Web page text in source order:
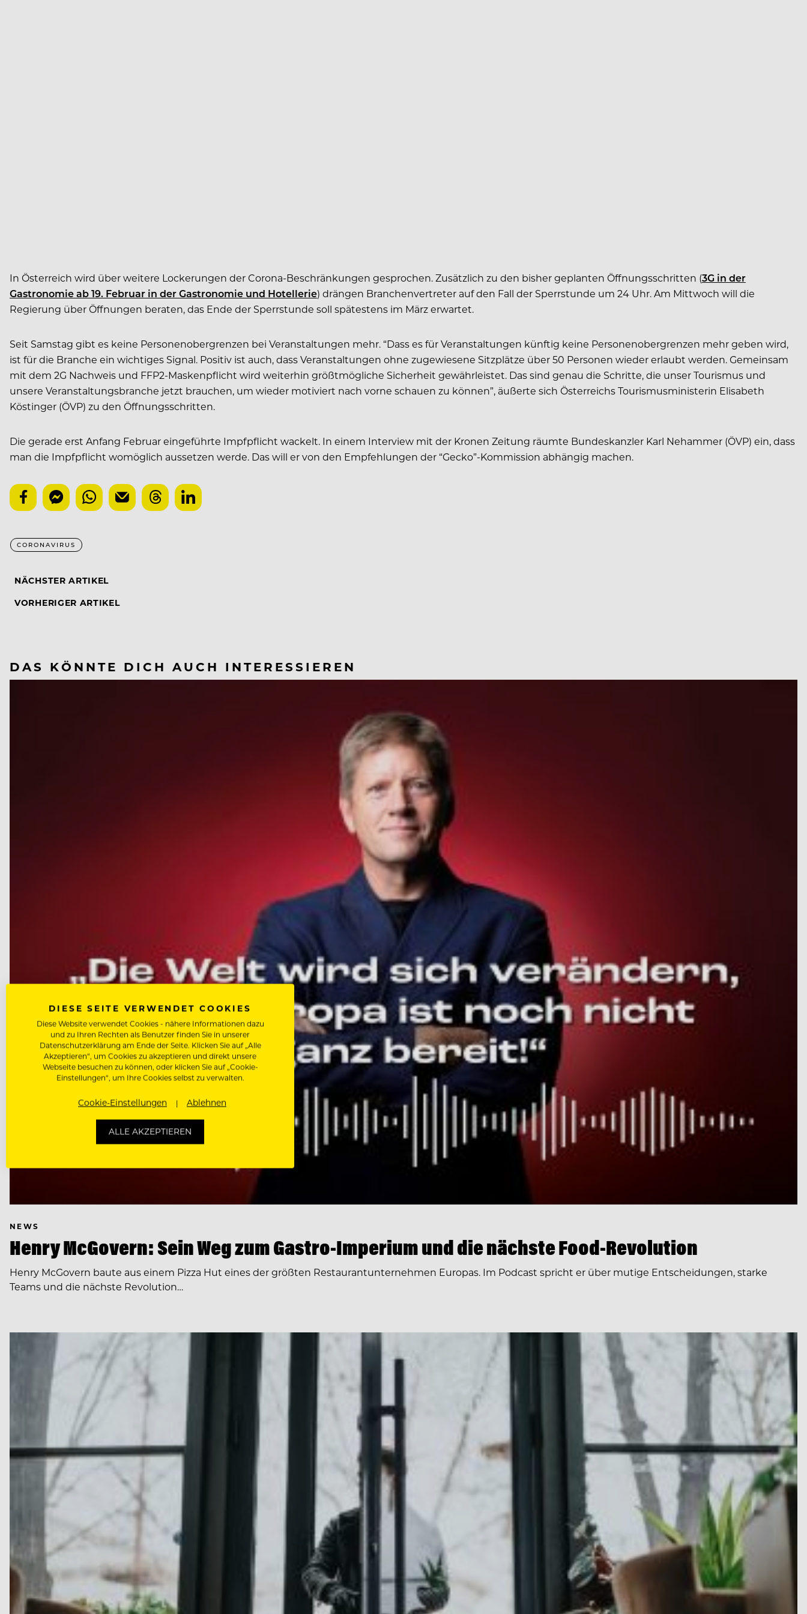
In Österreich wird über weitere Lockerungen der Corona-Beschränkungen gesprochen. Zusätzlich zu den bisher geplanten Öffnungsschritten (3G in der
Gastronomie ab 19. Februar in der Gastronomie und Hotellerie) drängen Branchenvertreter auf den Fall der Sperrstunde um 24 Uhr. Am Mittwoch will die
Regierung über Öffnungen beraten, das Ende der Sperrstunde soll spätestens im März erwartet.
Seit Samstag gibt es keine Personenobergrenzen bei Veranstaltungen mehr. “Dass es für Veranstaltungen künftig keine Personenobergrenzen mehr geben wird,
ist für die Branche ein wichtiges Signal. Positiv ist auch, dass Veranstaltungen ohne zugewiesene Sitzplätze über 50 Personen wieder erlaubt werden. Gemeinsam
mit dem 2G Nachweis und FFP2-Maskenpflicht wird weiterhin größtmögliche Sicherheit gewährleistet. Das sind genau die Schritte, die unser Tourismus und
unsere Veranstaltungsbranche jetzt brauchen, um wieder motiviert nach vorne schauen zu können”, äußerte sich Österreichs Tourismusministerin Elisabeth
Köstinger (ÖVP) zu den Öffnungsschritten.
Die gerade erst Anfang Februar eingeführte Impfpflicht wackelt. In einem Interview mit der Kronen Zeitung räumte Bundeskanzler Karl Nehammer (ÖVP) ein, dass
man die Impfpflicht womöglich aussetzen werde. Das will er von den Empfehlungen der “Gecko”-Kommission abhängig machen.
CORONAVIRUS
NÄCHSTER ARTIKEL
VORHERIGER ARTIKEL
DAS KÖNNTE DICH AUCH INTERESSIEREN
NEWS
Henry McGovern: Sein Weg zum Gastro-Imperium und die nächste Food-Revolution
Henry McGovern baute aus einem Pizza Hut eines der größten Restaurantunternehmen Europas. Im Podcast spricht er über mutige Entscheidungen, starke
Teams und die nächste Revolution…
DIESE SEITE VERWENDET COOKIES
Diese Website verwendet Cookies - nähere Informationen dazu
und zu Ihren Rechten als Benutzer finden Sie in unserer
Datenschutzerklärung am Ende der Seite. Klicken Sie auf „Alle
Akzeptieren“, um Cookies zu akzeptieren und direkt unsere
Webseite besuchen zu können, oder klicken Sie auf „Cookie-
Einstellungen“, um Ihre Cookies selbst zu verwalten.
Cookie-Einstellungen Ablehnen
ALLE AKZEPTIEREN